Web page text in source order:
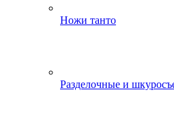
Ножи танто
Разделочные и